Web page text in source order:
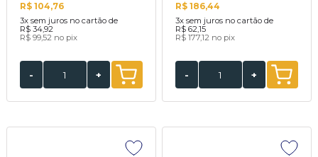
R$ 104,76
3x sem juros no cartão de
R$ 34,92
R$ 99,52 no pix
- +
R$ 186,44
3x sem juros no cartão de
R$ 62,15
R$ 177,12 no pix
- +